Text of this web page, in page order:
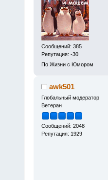
Сообщений: 385
Репутация: -30
По Жизни с Юмором
awk501
Глобальный модератор
Ветеран
Сообщений: 2048
Репутация: 1929